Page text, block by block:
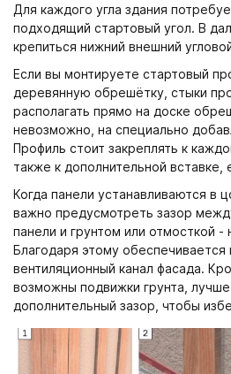
Для каждого угла здания
подходящий стартовый угол. В
крепиться нижний внешний
Если вы монтируете стартовый
деревянную обрешётку, стыки
располагать прямо на доске
невозможно, на специально
Профиль стоит закреплять к
также к дополнительной вставке,
Когда панели устанавливаются в
важно предусмотреть зазор
панели и грунтом или отмосткой
Благодаря этому обеспечивается
вентиляционный канал фасада.
возможны подвижки грунта, лучше
дополнительный зазор, чтобы